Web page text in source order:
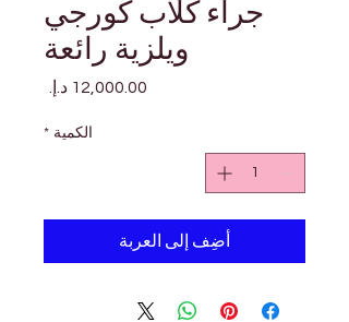
جراء كلاب كورجي
ويلزية رائعة
الكمية *
أضِف إلى العربة